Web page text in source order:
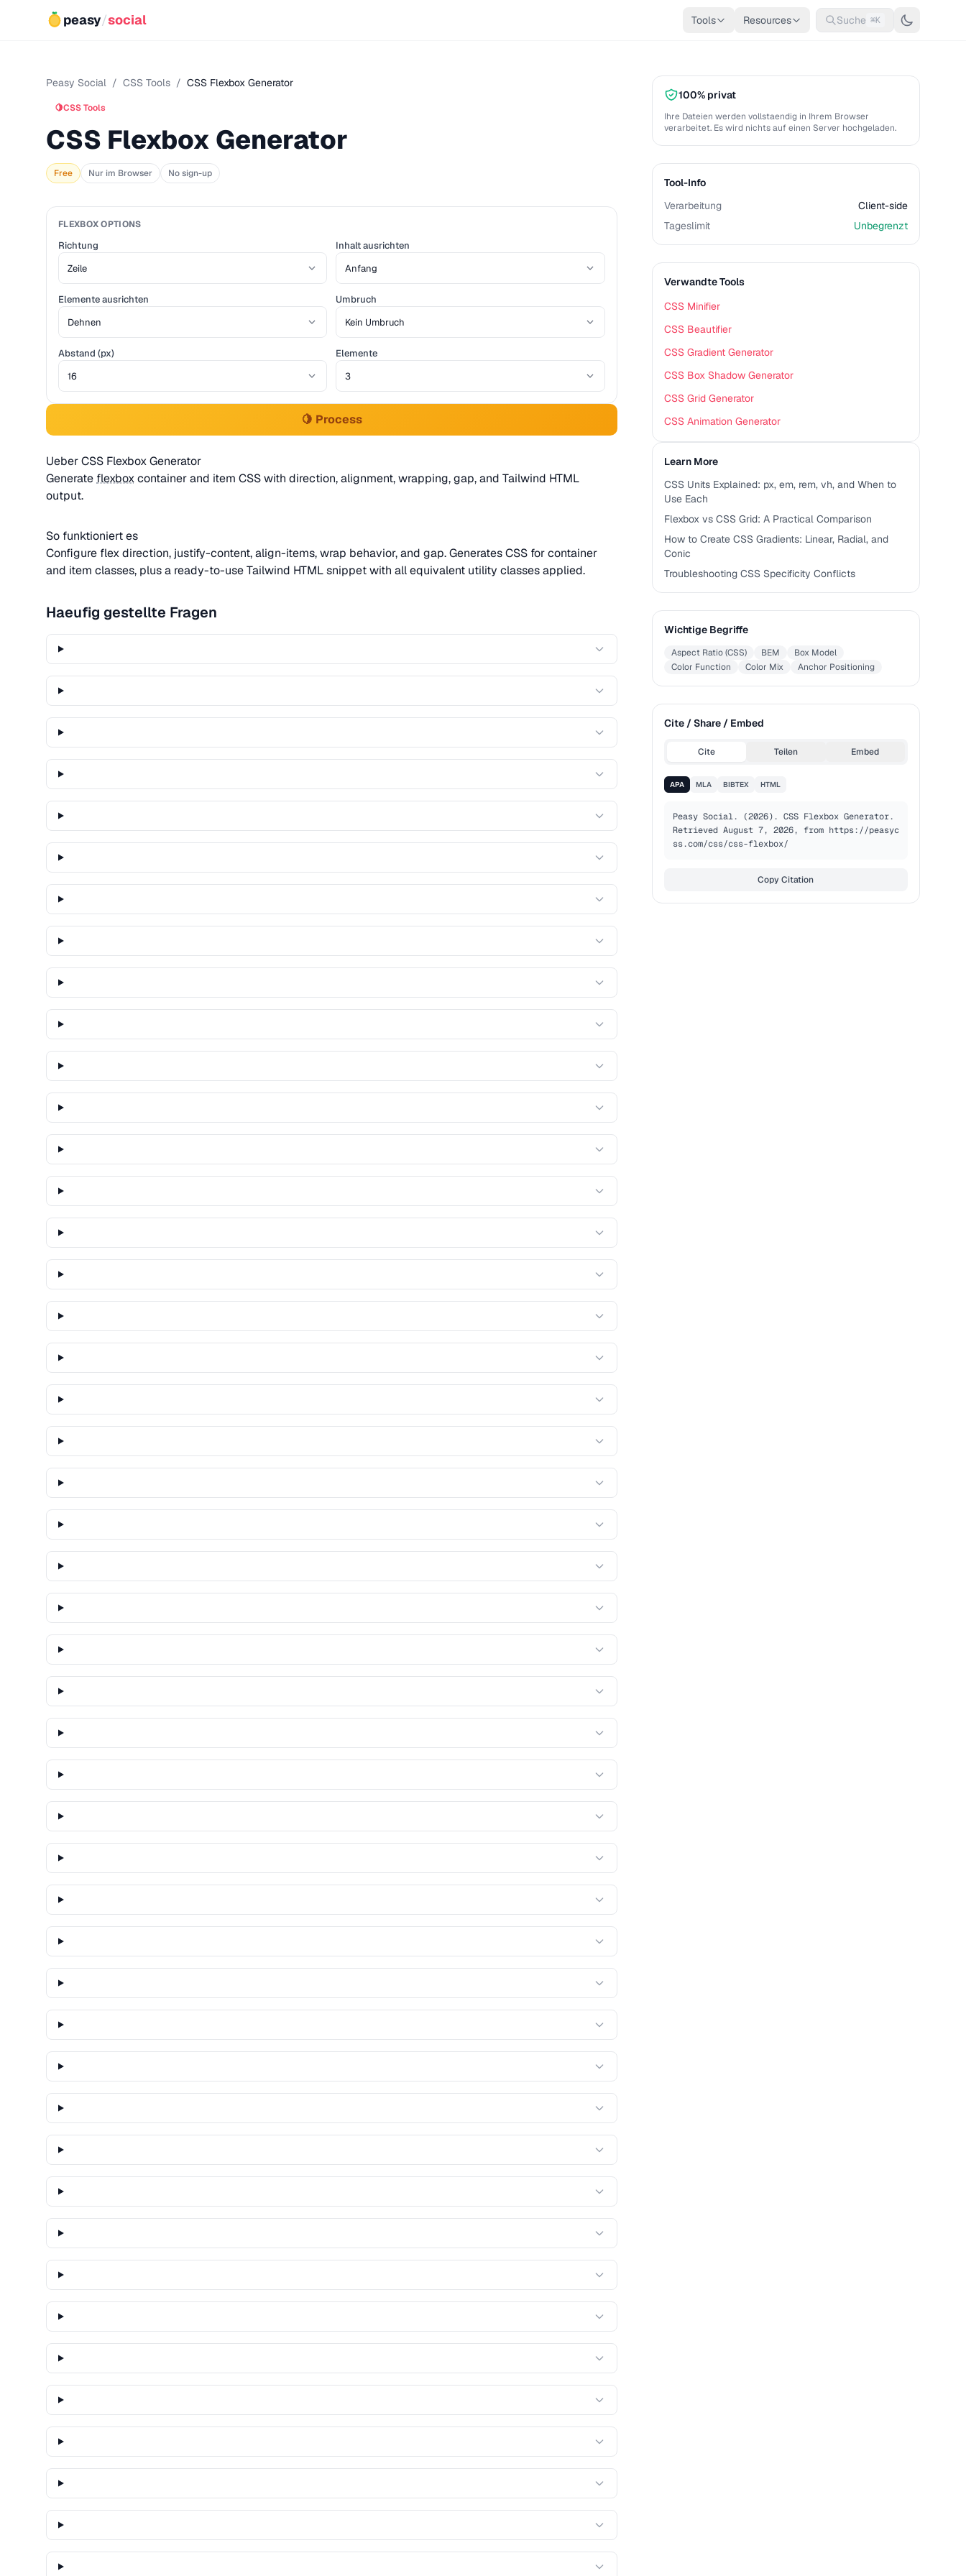
peasy/social Tools Resources Suche ⌘K
Peasy Social / CSS Tools / CSS Flexbox Generator
🍋CSS Tools
CSS Flexbox Generator
Free Nur im Browser No sign-up
FLEXBOX OPTIONS
Richtung Inhalt ausrichten
Elemente ausrichten Umbruch
Abstand (px) Elemente
🍋 Process
Ueber CSS Flexbox Generator
Generate flexboxcontainer and item CSS with direction, alignment, wrapping, gap, and Tailwind HTML
output.
So funktioniert es
Configure flex direction, justify-content, align-items, wrap behavior, and gap. Generates CSS for container
and item classes, plus a ready-to-use Tailwind HTML snippet with all equivalent utility classes applied.
Haeufig gestellte Fragen
100% privat
Ihre Dateien werden vollstaendig in Ihrem Browser
verarbeitet. Es wird nichts auf einen Server hochgeladen.
Tool-Info
Verarbeitung
Client-side
Tageslimit
Unbegrenzt
Verwandte Tools
CSS Minifier
CSS Beautifier
CSS Gradient Generator
CSS Box Shadow Generator
CSS Grid Generator
CSS Animation Generator
Learn More
CSS Units Explained: px, em, rem, vh, and When to
Use Each
Flexbox vs CSS Grid: A Practical Comparison
How to Create CSS Gradients: Linear, Radial, and
Conic
Troubleshooting CSS Specificity Conflicts
Wichtige Begriffe
Aspect Ratio (CSS) BEM
Box Model
Color Function
Color Mix Anchor Positioning
Cite / Share / Embed
Cite Teilen Embed
APA MLA BIBTEX HTML
Peasy Social. (2026). CSS Flexbox Generator.
Retrieved August 7, 2026, from https://peasyc
ss.com/css/css-flexbox/
Copy Citation